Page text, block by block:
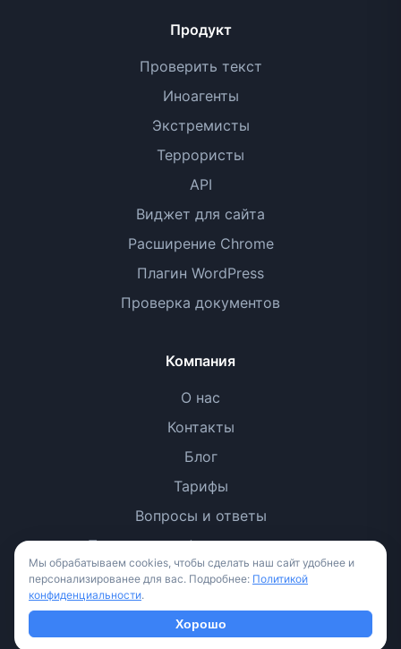
Продукт
Проверить текст
Иноагенты
Экстремисты
Террористы
API
Виджет для сайта
Расширение Chrome
Плагин WordPress
Проверка документов
Компания
О нас
Контакты
Блог
Тарифы
Вопросы и ответы
Политика конфиденциальности
Условия использования
Мы обрабатываем cookies, чтобы сделать наш сайт удобнее и
персонализированее для вас. Подробнее: Политикой
конфиденциальности.
Хорошо